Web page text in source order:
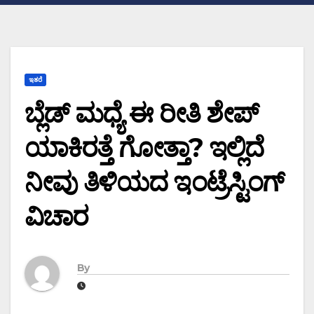
ಇತರೆ
ಬ್ಲೆಡ್ ಮಧ್ಯೆ ಈ ರೀತಿ ಶೇಪ್
ಯಾಕಿರತ್ತೆ ಗೋತ್ತಾ? ಇಲ್ಲಿದೆ
ನೀವು ತಿಳಿಯದ ಇಂಟ್ರೆಸ್ಟಿಂಗ್
ವಿಚಾರ
By